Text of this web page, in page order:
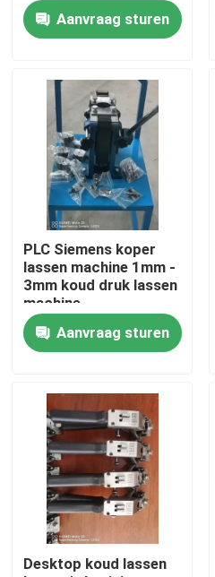
Producten
Video's
Over ons
Fabriekstocht
Kwaliteitscontrole
Neem contact met ons op
Vraag een offerte
Cable Extruder Machine
Draadtrekkers
Aanvraag sturen
PLC Siemens koper
lassen machine 1mm -
3mm koud druk lassen
machine
Aanvraag sturen
Desktop koud lassen